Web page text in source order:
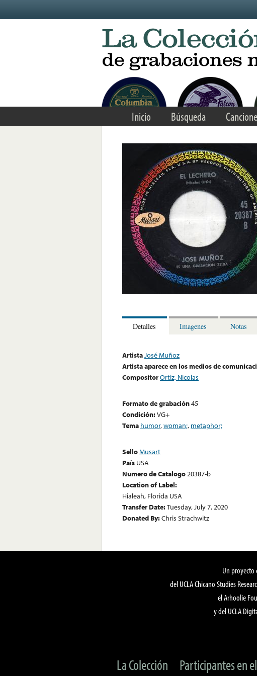
Inicio Búsqueda
Detalles Imagenes Notas
ArtistaJosé Muñoz
Artista aparece en los medios de
CompositorOrtiz, Nicolas
Formato de grabación45
Condición:VG+
Tema humor,woman;, metaphor;
SelloMusart
País USA
Numero de Catalogo20387-b
Location of Label:
Hialeah, Florida USA
Transfer Date:Tuesday, July 7, 2020
Donated By:Chris Strachwitz
Un
del UCLA Chicano Studies
el Arhoolie
y del UCLA
La Colección Participantes en